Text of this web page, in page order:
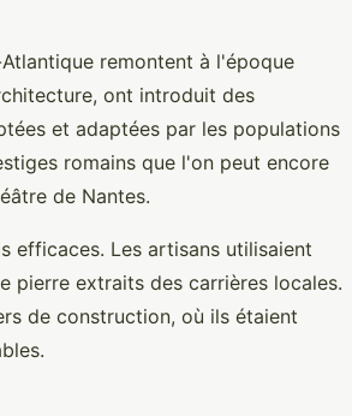
remontent à l'époque
ont introduit des
et adaptées par les populations
romains que l'on peut encore
de Nantes.
efficaces. Les artisans utilisaient
pierre extraits des carrières locales.
de construction, où ils étaient